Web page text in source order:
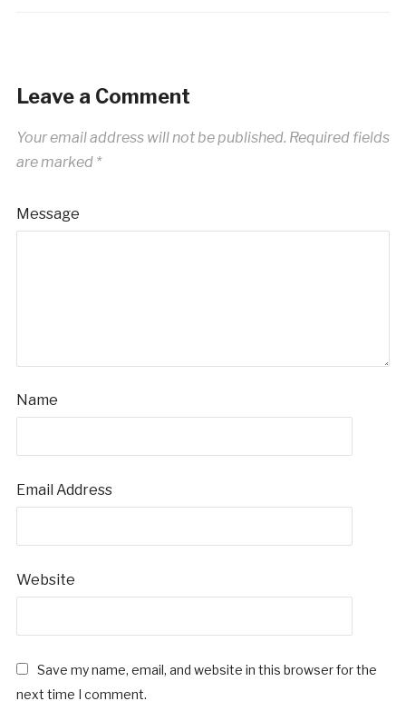
Leave a Comment
Your email address will not be published. Required fields
are marked *
Message
Name
Email Address
Website
Save my name, email, and website in this browser for the
next time I comment.